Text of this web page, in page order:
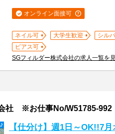
オンライン面接可
ネイル可 大学生歓迎 シル
ピアス可
SGフィルダー株式会社の求人一覧を
社 ※お仕事No/W51785-992
【仕分け】週1日～OK!!7